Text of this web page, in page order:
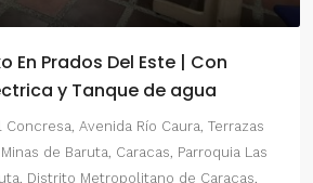
En Prados Del Este | Con
y Tanque de agua
Avenida Río Caura, Terrazas
de Baruta, Caracas, Parroquia Las
Distrito Metropolitano de Caracas,